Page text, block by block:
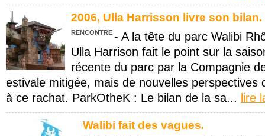
2006, Ulla Harrisson livre son bilan.
RENCONTRE - A la tête du parc Walibi
Ulla Harrison fait le point sur la
récente du parc par la Compagnie
estivale mitigée, mais de nouvelles perspectives
à ce rachat. ParkOtheK : Le bilan de la sa... lire
Walibi fait des vagues.